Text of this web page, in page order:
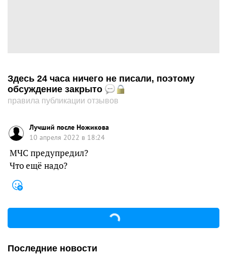
Здесь 24 часа ничего не писали, поэтому
обсуждение закрыто
правила публикации отзывов
Лучший после Ножикова
10 апреля 2022 в 18:24
МЧС предупредил?
Что ещё надо?
Последние новости